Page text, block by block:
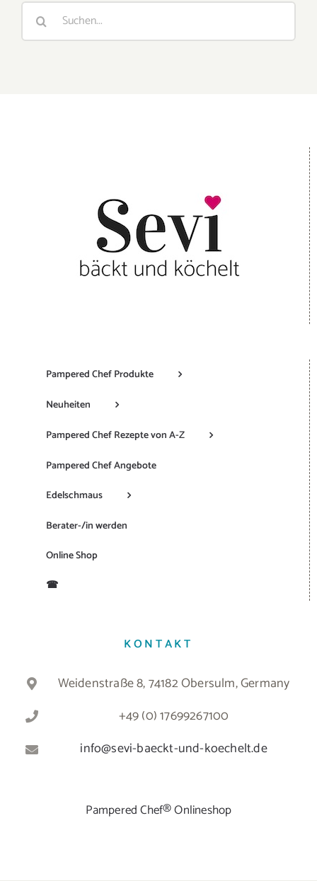
Suche
nach:
Pampered Chef Produkte
Neuheiten
Pampered Chef Rezepte von A-Z
Pampered Chef Angebote
Edelschmaus
Berater-/in werden
Online Shop
☎
KONTAKT
Weidenstraße 8, 74182 Obersulm, Germany
+49 (0) 17699267100
info@sevi-baeckt-und-koechelt.de
Pampered Chef® Onlineshop